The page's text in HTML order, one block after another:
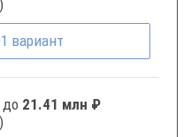
)
вариант
до 21.41 млн ₽
)